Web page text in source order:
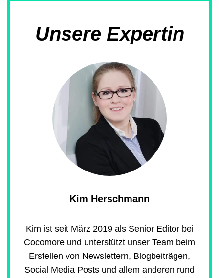
Unsere Expertin
Kim Herschmann
Kim ist seit März 2019 als Senior Editor bei
Cocomore und unterstützt unser Team beim
Erstellen von Newslettern, Blogbeiträgen,
Social Media Posts und allem anderen rund